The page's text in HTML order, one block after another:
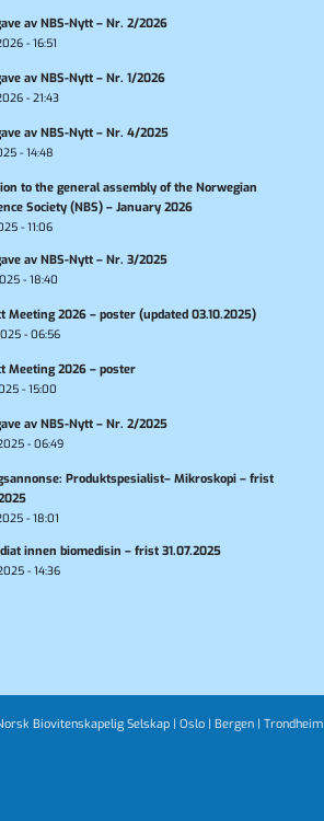
av NBS-Nytt – Nr. 2/2026
- 16:51
av NBS-Nytt – Nr. 1/2026
- 21:43
av NBS-Nytt – Nr. 4/2025
- 14:48
to the general assembly of the Norwegian
Society (NBS) – January 2026
- 11:06
av NBS-Nytt – Nr. 3/2025
- 18:40
Meeting 2026 – poster (updated 03.10.2025)
- 06:56
Meeting 2026 – poster
- 15:00
av NBS-Nytt – Nr. 2/2025
- 06:49
Produktspesialist– Mikroskopi – frist
- 18:01
innen biomedisin – frist 31.07.2025
- 14:36
Biovitenskapelig Selskap | Oslo | Bergen | Trondheim